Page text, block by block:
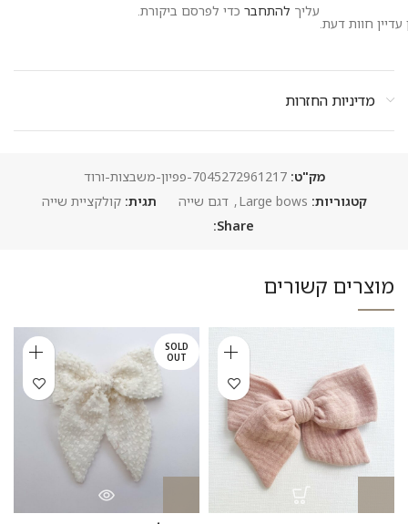
עדיין חוות דעת.
עליך להתחבר כדי לפרסם ביקורת.
מדיניות החזרות
מק"ט:7045272961217-פפיון-משבצות-ורוד
קטגוריות: Large bows
, דגם שייה תגית: קולקציית שייה
Share:
מוצרים קשורים
SOLD
OUT